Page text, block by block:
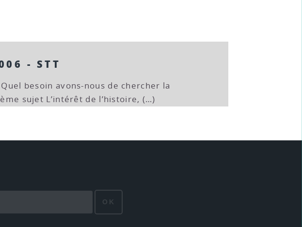
- STT
besoin avons-nous de chercher la
sujet L’intérêt de l’histoire, (…)
OK